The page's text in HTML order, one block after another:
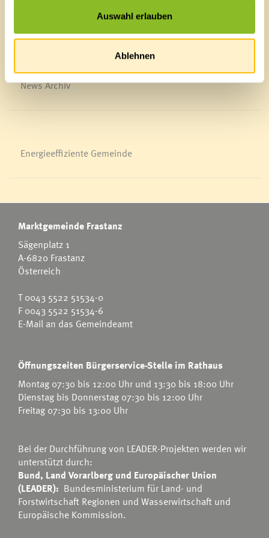
Auswahl erlauben
Ablehnen
Ortsplan
Veranstaltungskalender
Mediathek
News Archiv
Energieeffiziente Gemeinde
Marktgemeinde Frastanz
Sägenplatz 1
A-6820 Frastanz
Österreich
T0043 5522 51534-0
F 0043 5522 51534-6
E-Mail an das Gemeindeamt
Öffnungszeiten Bürgerservice-Stelle im Rathaus
Montag 07:30 bis 12:00 Uhr und 13:30 bis 18:00 Uhr
Dienstag bis Donnerstag 07:30 bis 12:00 Uhr
Freitag 07:30 bis 13:00 Uhr
Bei der Durchführung von LEADER-Projekten werden wir
unterstützt durch:
Bund, Land Vorarlberg und Europäischer Union
(LEADER): Bundesministerium für Land- und
Forstwirtschaft Regionen und Wasserwirtschaft und
Europäische Kommission.